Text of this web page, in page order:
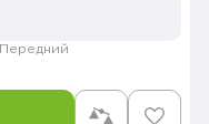
Передний